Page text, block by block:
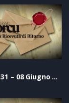
SRDR S1:P131 – 08 Giugno 2021